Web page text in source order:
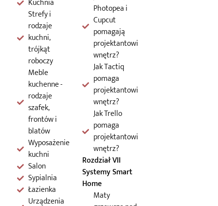
Strefy i
rodzaje
kuchni,
trójkąt
roboczy
Meble
kuchenne -
rodzaje
szafek,
frontów i
blatów
Wyposażenie
kuchni
Salon
Sypialnia
Łazienka
Urządzenia
Photopea i
Cupcut
pomagają
projektantowi
wnętrz?
Jak Tactiq
pomaga
projektantowi
wnętrz?
Jak Trello
pomaga
projektantowi
wnętrz?
Rozdział VII
Systemy Smart
Home
Maty